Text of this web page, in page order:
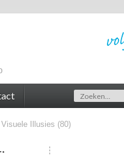
Illusies (80)